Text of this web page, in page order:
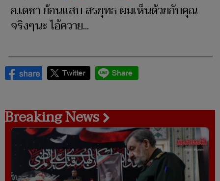
อ.เดชา ย้อนแสบ สรยุทธ​ ผมเห็นด้วยกับคุณ
จริงๆนะ ไอ้ควาย...
Breaking News